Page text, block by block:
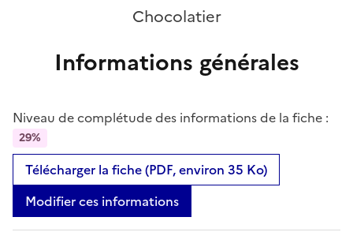
Chocolatier
Informations générales
Niveau de complétude des informations de la fiche :
29%
Télécharger la fiche (PDF, environ 35 Ko)
Modifier ces informations